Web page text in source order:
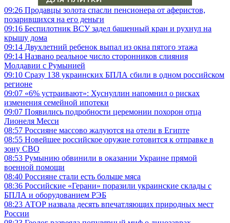
09:26 Продавцы золота спасли пенсионера от аферистов,
позарившихся на его деньги
09:16 Беспилотник ВСУ задел башенный кран и рухнул на
крышу дома
09:14 Двухлетний ребенок выпал из окна пятого этажа
09:14 Названо реальное число сторонников слияния
Молдавии с Румынией
09:10 Сразу 138 украинских БПЛА сбили в одном российском
регионе
09:07 «6% устраивают»: Хуснуллин напомнил о рисках
изменения семейной ипотеки
09:07 Появились подробности церемонии похорон отца
Лионеля Месси
08:57 Россияне массово жалуются на отели в Египте
08:55 Новейшее российское оружие готовится к отправке в
зону СВО
08:53 Румынию обвинили в оказании Украине прямой
военной помощи
08:40 Россияне стали есть больше мяса
08:36 Российские «Герани» поразили украинские склады с
БПЛА и оборудованием РЭБ
08:23 АТОР назвала десять впечатляющих природных мест
России